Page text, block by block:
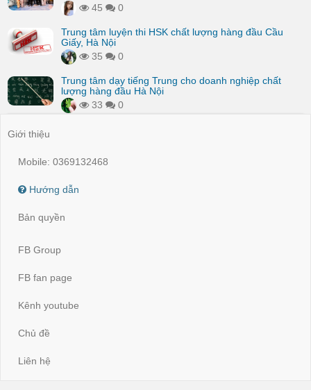
45
0
Trung tâm luyện thi HSK chất lượng hàng đầu Cầu
Giấy, Hà Nội
35
0
Trung tâm dạy tiếng Trung cho doanh nghiệp chất
lượng hàng đầu Hà Nội
33
0
Giới thiệu
Mobile: 0369132468
Hướng dẫn
Bản quyền
FB Group
FB fan page
Kênh youtube
Chủ đề
Liên hệ